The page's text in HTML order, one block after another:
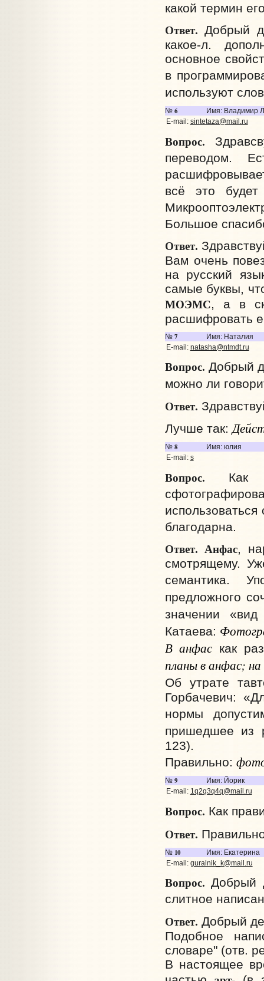
какой термин
Ответ. Добрый
какое-л.
основное
в
используют
№6
Имя: Владимир
E-mail: sintetaza@mail.ru
Вопрос.
переводом.
всё это
Большое
Ответ.
Вам очень
на русский
самые буквы,
МОЭМС, а в
расшифровать
№7
Имя: Наталия
E-mail: natasha@ntmdt.ru
Вопрос. Добрый
можно ли
Ответ.
Лучше так:
№8
Имя: юлия
E-mail: s
Вопрос. Как
благодарна.
Ответ. Анфас,
смотрящему.
семантика.
предложного
значении
Катаева:
В анфаскак
планы в анфас;
Об утрате
Горбачевич:
нормы
пришедшее из
123).
Правильно:
№9
Имя: Йорик
E-mail: 1q2q3q4q@mail.ru
Вопрос. Как
Ответ.
№10
Имя: Екатерина
E-mail: guralnik_k@mail.ru
Вопрос. Добрый
слитное
Ответ. Добрый
Подобное
словаре" (отв.
В настоящее